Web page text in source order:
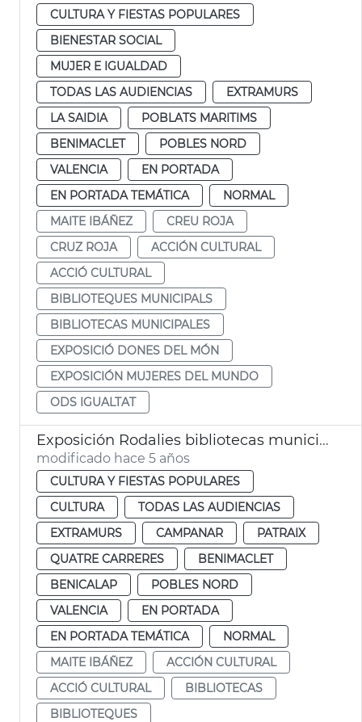
CULTURA Y FIESTAS POPULARES
BIENESTAR SOCIAL
MUJER E IGUALDAD
TODAS LAS AUDIENCIAS
EXTRAMURS
LA SAIDIA
POBLATS MARITIMS
BENIMACLET
POBLES NORD
VALENCIA
EN PORTADA
EN PORTADA TEMÁTICA
NORMAL
MAITE IBÁÑEZ
CREU ROJA
CRUZ ROJA
ACCIÓN CULTURAL
ACCIÓ CULTURAL
BIBLIOTEQUES MUNICIPALS
BIBLIOTECAS MUNICIPALES
EXPOSICIÓ DONES DEL MÓN
EXPOSICIÓN MUJERES DEL MUNDO
ODS IGUALTAT
Exposición Rodalies bibliotecas municipales
modificado hace 5 años
CULTURA Y FIESTAS POPULARES
CULTURA
TODAS LAS AUDIENCIAS
EXTRAMURS
CAMPANAR
PATRAIX
QUATRE CARRERES
BENIMACLET
BENICALAP
POBLES NORD
VALENCIA
EN PORTADA
EN PORTADA TEMÁTICA
NORMAL
MAITE IBÁÑEZ
ACCIÓN CULTURAL
ACCIÓ CULTURAL
BIBLIOTECAS
BIBLIOTEQUES